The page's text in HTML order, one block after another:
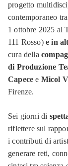
progetto
contemporaneo
1 ottobre 2025 al
111 Rosso)e in
cura della
di Produzione
Capece e Micol
Firenze.
Sei giorni di
riflettere sul
i contributi di
generare reti,